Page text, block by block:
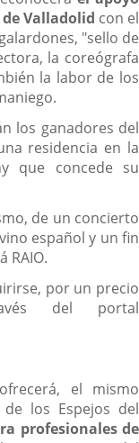
Valladolid con el
"sello de
la coreógrafa
la labor de los
los ganadores del
residencia en la
que concede su
de un concierto
español y un fin
RAIO.
por un precio
del portal
el mismo
los Espejos del
profesionales de